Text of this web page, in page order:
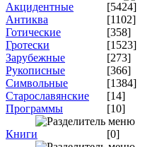
Акцидентные
[5424]
Антиква
[1102]
Готические
[358]
Гротески
[1523]
Зарубежные
[273]
Рукописные
[366]
Символьные
[1384]
Старославянские
[14]
Программы
[10]
Книги [0]